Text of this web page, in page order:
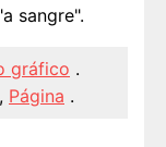
sangre".
gráfico .
, Página .